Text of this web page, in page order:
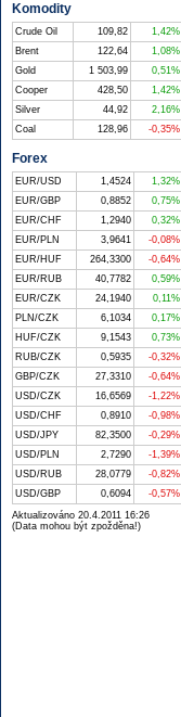
Komodity
Crude Oil 109,82
1,42%
Brent
122,64
1,08%
Gold
1 503,99
0,51%
Cooper
428,50
1,42%
Silver
44,92
2,16%
Coal
128,96 -0,35%
Forex
EUR/USD 1,4524
1,32%
EUR/GBP
0,8852
0,75%
EUR/CHF
1,2940
0,32%
EUR/PLN
3,9641
-0,08%
EUR/HUF
264,3300
-0,64%
EUR/RUB
40,7782
0,59%
EUR/CZK
24,1940
0,11%
PLN/CZK
6,1034
0,17%
HUF/CZK
9,1543
0,73%
RUB/CZK
0,5935
-0,32%
GBP/CZK
27,3310
-0,64%
USD/CZK
16,6569
-1,22%
USD/CHF
0,8910
-0,98%
USD/JPY
82,3500
-0,29%
USD/PLN
2,7290
-1,39%
USD/RUB
28,0779
-0,82%
USD/GBP
0,6094
-0,57%
Aktualizováno 20.4.2011 16:26
(Data mohou být zpožděna!)